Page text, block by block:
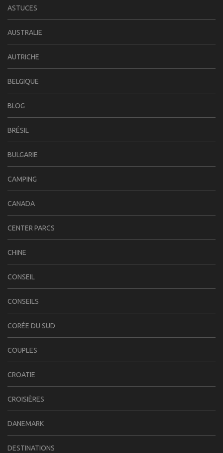
ASTUCES
AUSTRALIE
AUTRICHE
BELGIQUE
BLOG
BRÉSIL
BULGARIE
CAMPING
CANADA
CENTER PARCS
CHINE
CONSEIL
CONSEILS
CORÉE DU SUD
COUPLES
CROATIE
CROISIÈRES
DANEMARK
DESTINATIONS